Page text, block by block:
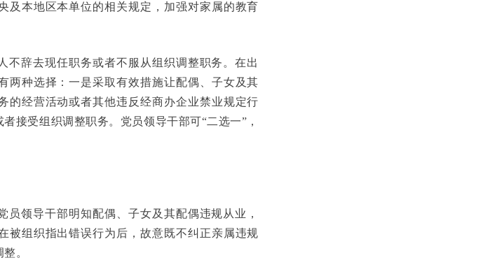
及本地区本单位的相关规定，加强对家属的教育
不辞去现任职务或者不服从组织调整职务。在出
两种选择：一是采取有效措施让配偶、子女及其
的经营活动或者其他违反经商办企业禁业规定行
接受组织调整职务。党员领导干部可“二选一”，
领导干部明知配偶、子女及其配偶违规从业，
被组织指出错误行为后，故意既不纠正亲属违规
。